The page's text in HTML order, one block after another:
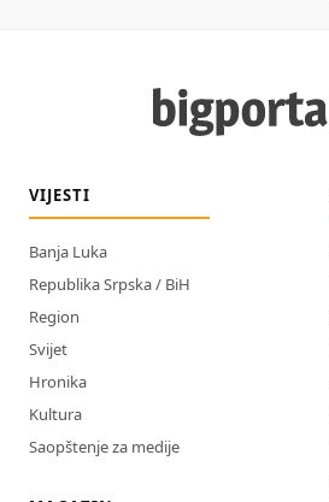
VIJESTI
Banja Luka
Republika Srpska / BiH
Region
Svijet
Hronika
Kultura
Saopštenje za medije